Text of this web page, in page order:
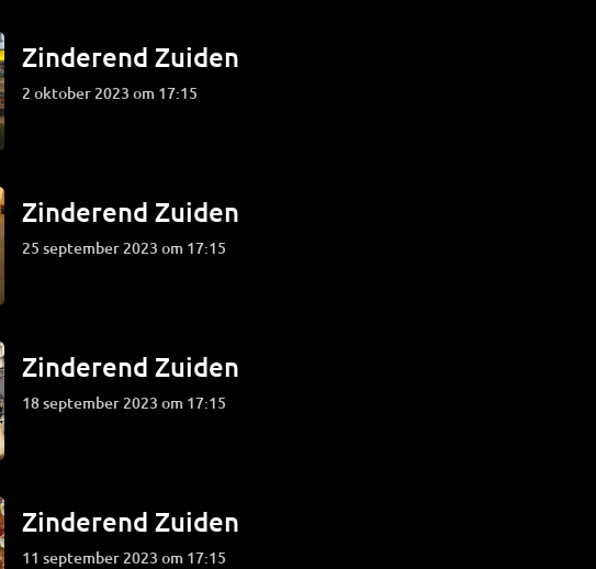
Zinderend Zuiden
2 oktober 2023 om 17:15
Zinderend Zuiden
25 september 2023 om 17:15
Zinderend Zuiden
18 september 2023 om 17:15
Zinderend Zuiden
11 september 2023 om 17:15